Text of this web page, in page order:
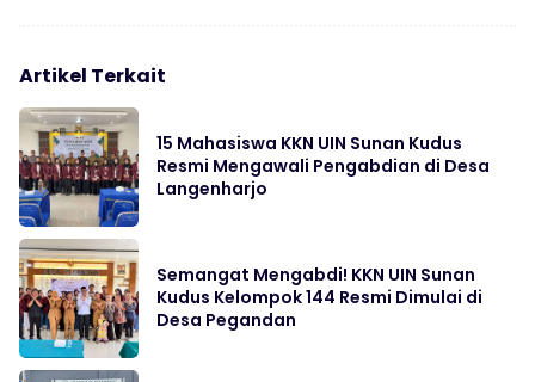
Artikel Terkait
15 Mahasiswa KKN UIN Sunan Kudus
Resmi Mengawali Pengabdian di Desa
Langenharjo
Semangat Mengabdi! KKN UIN Sunan
Kudus Kelompok 144 Resmi Dimulai di
Desa Pegandan